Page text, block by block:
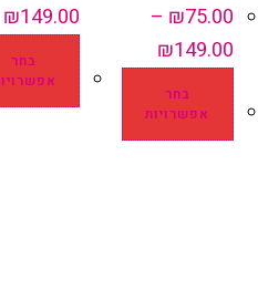
₪75.00
–
₪149.00
בחר
אפשרויות
₪149.00
בחר
אפשרויות